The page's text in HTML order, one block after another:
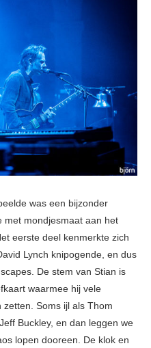
was een bijzonder
met mondjesmaat aan het
eerste deel kenmerkte zich
Lynch knipogende, en dus
De stem van Stian is
waarmee hij vele
Soms ijl als Thom
Buckley, en dan leggen we
lopen dooreen. De klok en